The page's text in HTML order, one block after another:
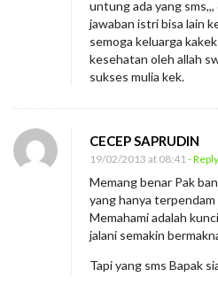
untung ada yang
jawaban istri bisa lain
semoga keluarga
kesehatan oleh allah
sukses mulia kek.
CECEP SAPRUDIN
19/02/2013 at 08:41 - Reply
Memang benar Pak
yang hanya terpendam
Memahami adalah
jalani semakin
Tapi yang sms Bapak